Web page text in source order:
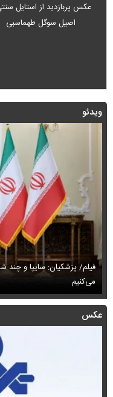
عکس پربازدید از استایل
اصیل سوگل طهماسبی
ویدئو
فیلم/ پزشکیان: سایپا و چند
می‌کنیم
عکس